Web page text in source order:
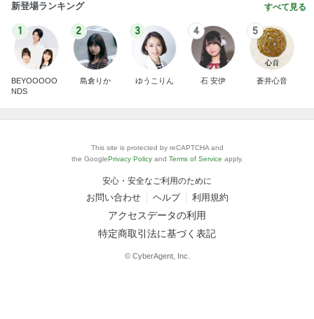
新登場ランキング すべて見る
1
BEYOOOOO
NDS
2
島倉りか
3
ゆうこりん
4
石 安伊
5
蒼井心音
This site is protected by reCAPTCHA and
the GooglePrivacy Policy and Terms of Service apply.
安心・安全なご利用のために
お問い合わせ ヘルプ 利用規約
アクセスデータの利用
特定商取引法に基づく表記
© CyberAgent, Inc.